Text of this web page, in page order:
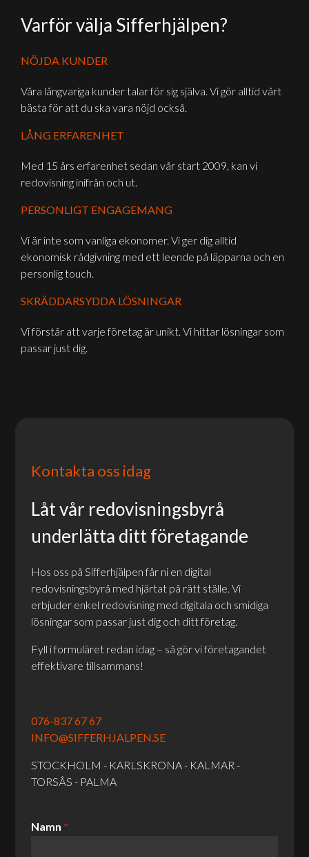
Varför välja Sifferhjälpen?
NÖJDA KUNDER
Våra långvariga kunder talar för sig själva. Vi gör alltid vårt
bästa för att du ska vara nöjd också.
LÅNG ERFARENHET
Med 15 års erfarenhet sedan vår start 2009, kan vi
redovisning inifrån och ut.
PERSONLIGT ENGAGEMANG
Vi är inte som vanliga ekonomer. Vi ger dig alltid
ekonomisk rådgivning med ett leende på läpparna och en
personlig touch.
SKRÄDDAR­SYDDA LÖSNINGAR
Vi förstår att varje företag är unikt. Vi hittar lösningar som
passar just dig.
Kontakta oss idag
Låt vår redovisningsbyrå
underlätta ditt företagande
Hos oss på Sifferhjälpen får ni en digital
redovisningsbyrå med hjärtat på rätt ställe. Vi
erbjuder enkel redovisning med digitala och smidiga
lösningar som passar just dig och ditt företag.
Fyll i formuläret redan idag – så gör vi företagandet
effektivare tillsammans!
076-837 67 67
INFO@SIFFERHJALPEN.SE
STOCKHOLM - KARLSKRONA - KALMAR -
TORSÅS - PALMA
Namn *